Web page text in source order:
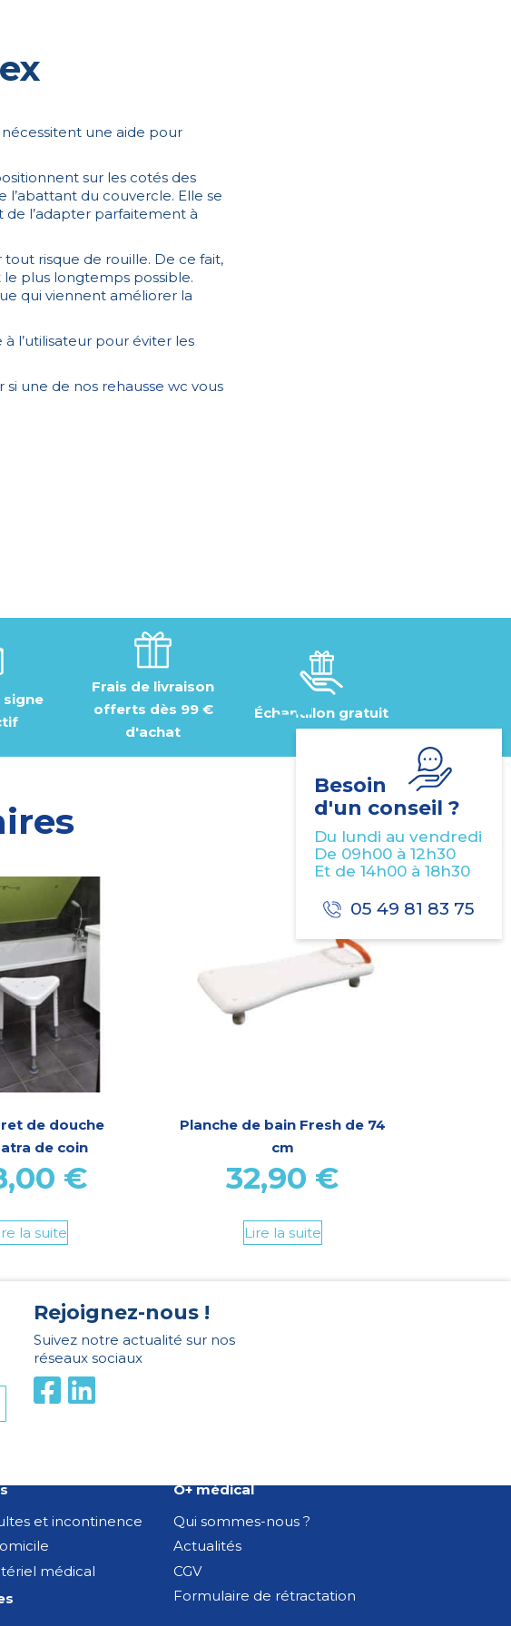
Besoin
d'un conseil ?
Du lundi au vendredi
De 09h00 à 12h30
Et de 14h00 à 18h30
05 49 81 83 75
une aide pour
sur les cotés des
du couvercle. Elle se
de l’adapter parfaitement à
risque de rouille. De ce fait,
plus longtemps possible.
qui viennent améliorer la
l’utilisateur pour éviter les
si une de nos rehausse wc vous
signe
Frais de livraison
offerts dès 99 €
d'achat
Échantillon gratuit
de douche
de coin
€
la suite
Planche de bain Fresh de 74
cm
32,90 €
Lire la suite
Rejoignez-nous !
Suivez notre actualité sur nos
réseaux sociaux
et incontinence
médical
O+ médical
Qui sommes-nous ?
Actualités
CGV
Formulaire de rétractation